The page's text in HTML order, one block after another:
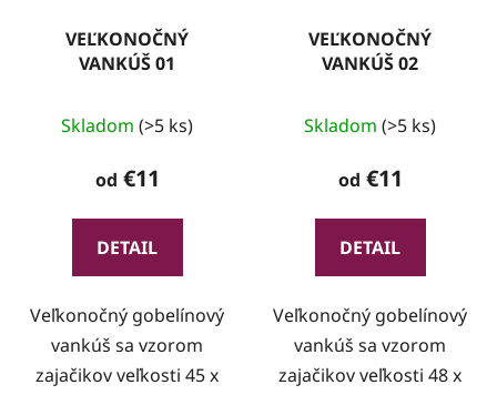
VEĽKONOČNÝ
VANKÚŠ 01
Skladom (>5 ks)
od €11
DETAIL
Veľkonočný gobelínový
vankúš sa vzorom
zajačikov veľkosti 45 x
VEĽKONOČNÝ
VANKÚŠ 02
Skladom (>5 ks)
od €11
DETAIL
Veľkonočný gobelínový
vankúš sa vzorom
zajačikov veľkosti 48 x